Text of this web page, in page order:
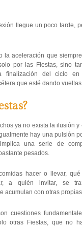
llegue un poco tarde,
la aceleración que
por las Fiestas, sino
finalización del ciclo
que esté dando vueltas.
ya no exista la ilusión y
hay una pulsión
una serie de
pesados.
hacer o llevar, qué
a quién invitar, se
acumulan con otras
cuestiones
otras Fiestas, que no